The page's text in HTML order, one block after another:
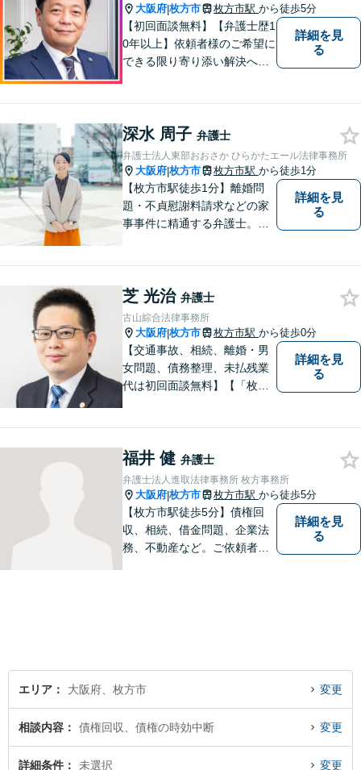
大阪府|枚方市 枚方市駅 から徒歩5分
【初回面談無料】【弁護士歴1
0年以上】依頼者様のご希望に
できる限り寄り添い解決へと
夫婦カウンセラーの資格保有
【相続問題】セミナー講師や
書籍執筆の経験あり【枚方市
駅5分】
詳細を見
る
深水 周子 弁護士
弁護士法人東部おおさか ひらかたエール法律事務所
大阪府|枚方市 枚方市駅 から徒歩1分
【枚方市駅徒歩1分】離婚問
題・不貞慰謝料請求などの家
事事件に精通する弁護士。依
致します。どんなお悩みで
も、ご相談ください。【キッ
ズスペースあり】
詳細を見
る
芝 光治 弁護士
古山綜合法律事務所
大阪府|枚方市 枚方市駅 から徒歩0分
【交通事故、相続、離婚・男
女問題、債務整理、未払残業
代は初回面談無料】【「枚方
ヒアリングし、あらゆる観点
から解決策をご提案してまい
ります。
詳細を見
る
福井 健 弁護士
弁護士法人進取法律事務所 枚方事務所
大阪府|枚方市 枚方市駅 から徒歩5分
【枚方市駅徒歩5分】債権回
収、相続、借金問題、企業法
務、不動産など。ご依頼者さ
です。
詳細を見
る
エリア 大阪府、枚方市 変更
相談内容 債権回収、債権の時効中断 変更
詳細条件 未選択 変更